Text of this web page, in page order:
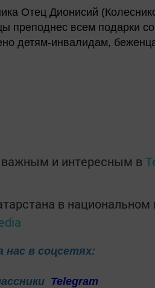
Отец Дионисий
преподнес всем подарки
детям-инвалидам,
и интересным в
в
нас в соцсетях:
Telegram